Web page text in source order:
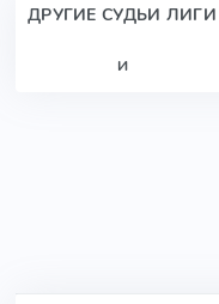
ДРУГИЕ СУДЬИ ЛИГИ
И